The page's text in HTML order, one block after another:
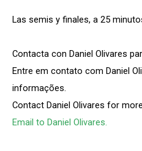
Las semis y finales, a 25
Contacta con Daniel Olivares
Entre em contato com Daniel
informações.
Contact Daniel Olivares for
Email to Daniel Olivares.